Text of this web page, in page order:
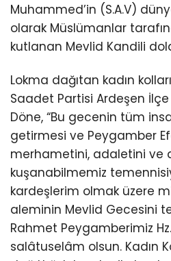
Muhammed’in (S.A.V)
olarak Müslümanlar
kutlanan Mevlid Kandili
Lokma dağıtan kadın
Saadet Partisi Ardeşen İlçe
Döne, “Bu gecenin tüm
getirmesi ve Peygamber
merhametini, adaletini ve
kuşanabilmemiz
kardeşlerim olmak üzere
aleminin Mevlid Gecesini
Rahmet Peygamberimiz
salâtuselâm olsun. Kadın